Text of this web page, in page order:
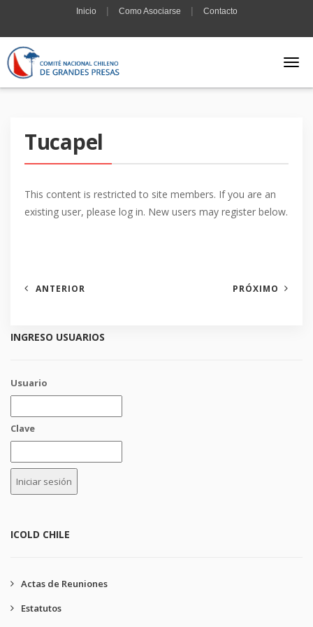
Inicio | Como Asociarse | Contacto
Tucapel
This content is restricted to site members. If you are an
existing user, please log in. New users may register below.
ANTERIOR PRÓXIMO
INGRESO USUARIOS
Usuario
Clave
ICOLD CHILE
Actas de Reuniones
Estatutos